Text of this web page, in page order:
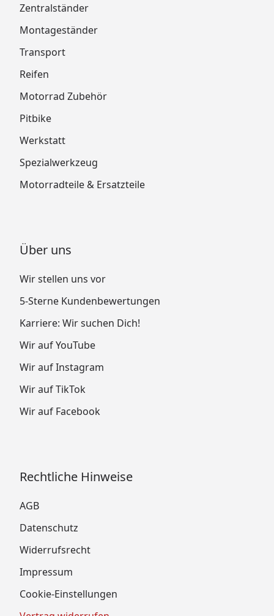
Zentralständer
Montageständer
Transport
Reifen
Motorrad Zubehör
Pitbike
Werkstatt
Spezialwerkzeug
Motorradteile & Ersatzteile
Über uns
Wir stellen uns vor
5-Sterne Kundenbewertungen
Karriere: Wir suchen Dich!
Wir auf YouTube
Wir auf Instagram
Wir auf TikTok
Wir auf Facebook
Rechtliche Hinweise
AGB
Datenschutz
Widerrufsrecht
Impressum
Cookie-Einstellungen